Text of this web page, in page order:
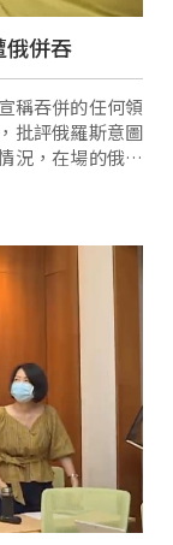
俄併吞
稱吞併的任何領
況，在場的俄羅
駐聯